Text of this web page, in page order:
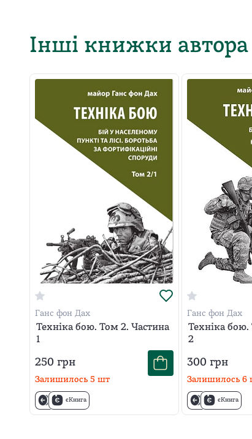
Інші книжки автора
Ганс фон Дах
Техніка бою. Том 2. Частина
1
250 грн
Залишилось 5 шт
єКнига
Ганс фон Дах
Техніка
2
300 грн
Залишилось 6
єКнига